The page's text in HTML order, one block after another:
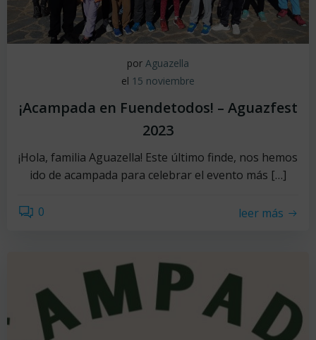
por Aguazella
el 15 noviembre
¡Acampada en Fuendetodos! – Aguazfest
2023
¡Hola, familia Aguazella! Este último finde, nos hemos
ido de acampada para celebrar el evento más […]
0 leer más